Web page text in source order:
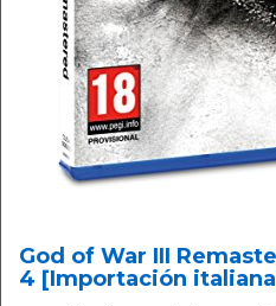
God of War III
4 [Importación